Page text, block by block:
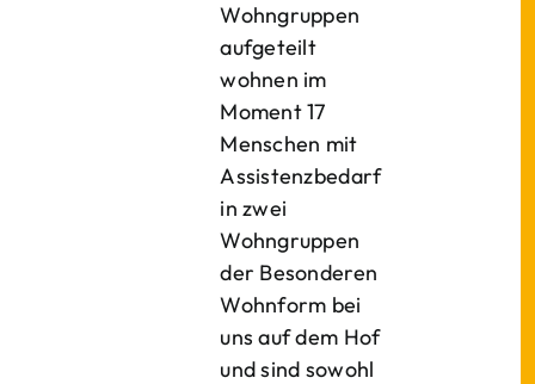
Wohngruppen
aufgeteilt
wohnen im
Moment 17
Menschen mit
Assistenzbedarf
in zwei
Wohngruppen
der Besonderen
Wohnform bei
uns auf dem Hof
und sind sowohl